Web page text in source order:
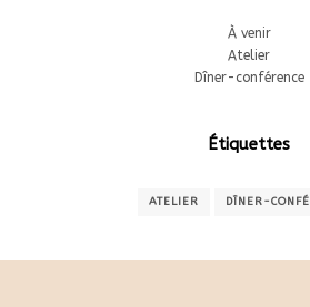
À venir
Atelier
Dîner-conférence
Étiquettes
ATELIER DÎNER-